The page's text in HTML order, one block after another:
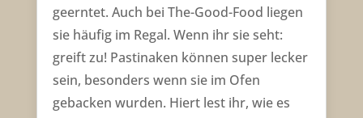
geerntet. Auch bei The-Good-Food liegen
sie häufig im Regal. Wenn ihr sie seht:
greift zu! Pastinaken können super lecker
sein, besonders wenn sie im Ofen
gebacken wurden. Hiert lest ihr, wie es